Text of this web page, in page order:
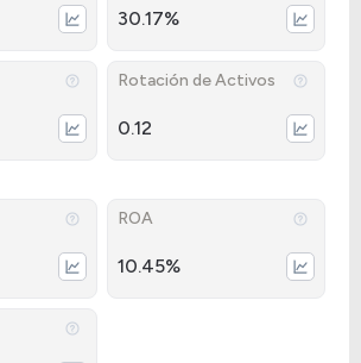
30.17%
Rotación de Activos
0.12
ROA
10.45%